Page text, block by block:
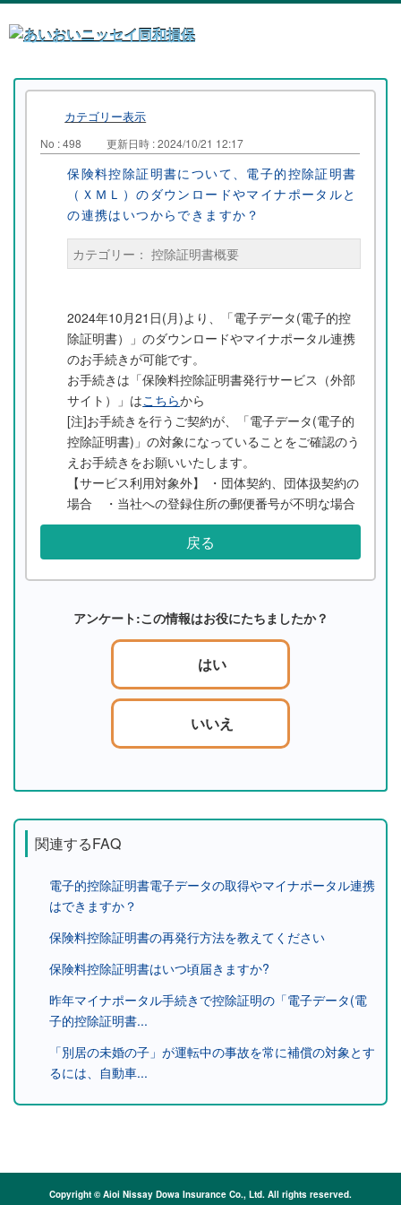
カテゴリー表示
No : 498 更新日時 : 2024/10/21 12:17
保険料控除証明書について、電子的控除証明書
（ＸＭＬ）のダウンロードやマイナポータルと
の連携はいつからできますか？
カテゴリー： 控除証明書概要
2024年10月21日(月)より、「電子データ(電子的控
除証明書）」のダウンロードやマイナポータル連携
のお手続きが可能です。
お手続きは「保険料控除証明書発行サービス（外部
サイト）」はこちらから
[注]お手続きを行うご契約が、「電子データ(電子的
控除証明書)」の対象になっていることをご確認のう
えお手続きをお願いいたします。
【サービス利用対象外】 ・団体契約、団体扱契約の
場合 ・当社への登録住所の郵便番号が不明な場合
戻る
アンケート:この情報はお役にたちましたか？
はい
いいえ
関連するFAQ
電子的控除証明書電子データの取得やマイナポータル連携
はできますか？
保険料控除証明書の再発行方法を教えてください
保険料控除証明書はいつ頃届きますか?
昨年マイナポータル手続きで控除証明の「電子データ(電
子的控除証明書...
「別居の未婚の子」が運転中の事故を常に補償の対象とす
るには、自動車...
Copyright © Aioi Nissay Dowa Insurance Co., Ltd. All rights reserved.